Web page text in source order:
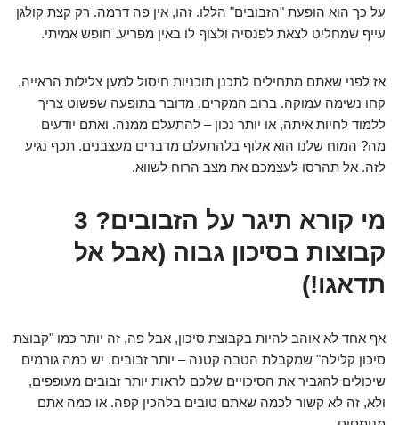
על כך הוא הופעת "הזבובים" הללו. זהו, אין פה דרמה. רק קצת קולגן
עייף שמחליט לצאת לפנסיה ולצוף לו באין מפריע. חופש אמיתי.
אז לפני שאתם מתחילים לתכנן תוכניות חיסול למען צלילות הראייה,
קחו נשימה עמוקה. ברוב המקרים, מדובר בתופעה שפשוט צריך
ללמוד לחיות איתה, או יותר נכון – להתעלם ממנה. ואתם יודעים
מה? המוח שלנו הוא אלוף בלהתעלם מדברים מעצבנים. תכף נגיע
לזה. אל תהרסו לעצמכם את מצב הרוח לשווא.
מי קורא תיגר על הזבובים? 3
קבוצות בסיכון גבוה (אבל אל
תדאגו!)
אף אחד לא אוהב להיות בקבוצת סיכון, אבל פה, זה יותר כמו "קבוצת
סיכון קלילה" שמקבלת הטבה קטנה – יותר זבובים. יש כמה גורמים
שיכולים להגביר את הסיכויים שלכם לראות יותר זבובים מעופפים,
ולא, זה לא קשור לכמה שאתם טובים בלהכין קפה. או כמה אתם